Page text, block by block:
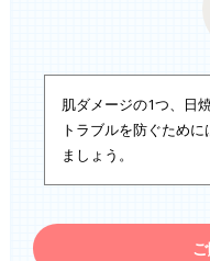
肌ダメージの1つ、日
トラブルを防ぐため
ましょう。